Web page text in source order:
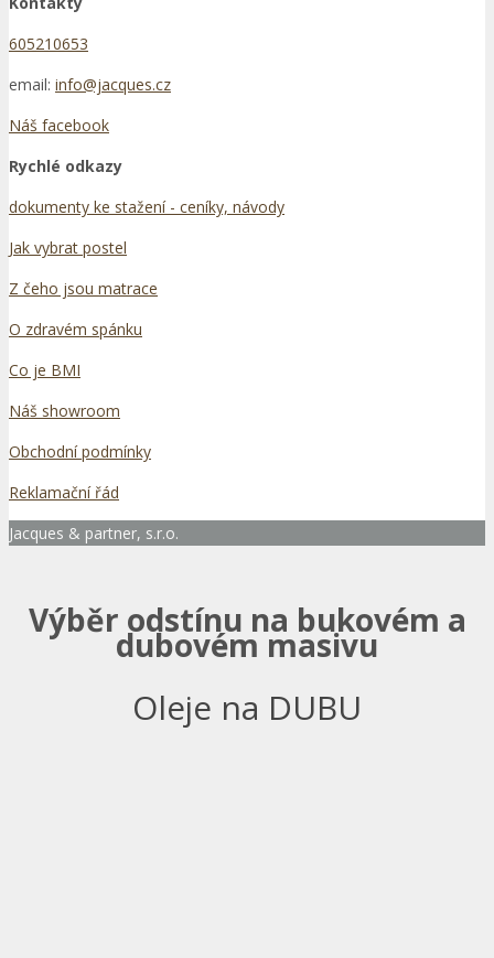
605210653
email: info@jacques.cz
Náš facebook
Rychlé odkazy
dokumenty ke stažení - ceníky, návody
Jak vybrat postel
Z čeho jsou matrace
O zdravém spánku
Co je BMI
Náš showroom
Obchodní podmínky
Reklamační řád
Jacques & partner, s.r.o.
Výběr odstínu na bukovém a
dubovém masivu
Oleje na DUBU